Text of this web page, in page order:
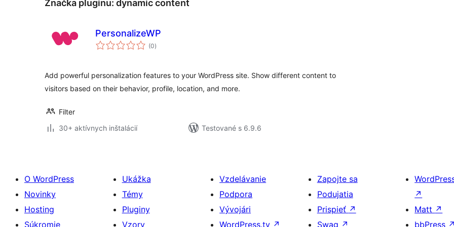
Značka pluginu: dynamic content
PersonalizeWP
(0celkové
hodnotenie
)
Add powerful personalization features to your WordPress site. Show different content to
visitors based on their behavior, profile, location, and more.
Filter
30+ aktívnych inštalácií
Testované s 6.9.6
O WordPress
Novinky
Hosting
Súkromie
Ukážka
Témy
Pluginy
Vzory
Vzdelávanie
Podpora
Vývojári
WordPress.tv ↗
Zapojte sa
Podujatia
Prispieť ↗
Swag ↗
↗
Matt ↗
bbPress ↗